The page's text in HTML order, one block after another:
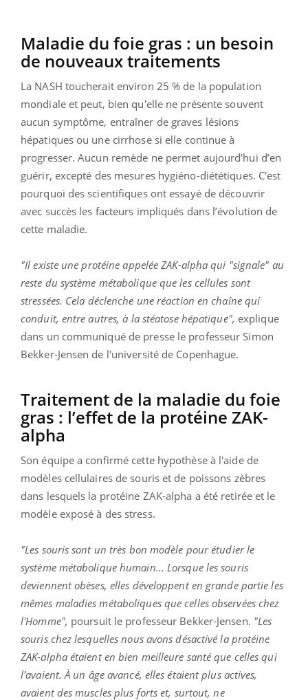
Maladie du foie gras : un besoin
de nouveaux traitements
La NASH toucherait environ 25 % de la population
mondiale et peut, bien qu'elle ne présente souvent
aucun symptôme, entraîner de graves lésions
hépatiques ou une cirrhose si elle continue à
progresser. Aucun remède ne permet aujourd’hui d’en
guérir, excepté des mesures hygiéno-diététiques. C'est
pourquoi des scientifiques ont essayé de découvrir
avec succès les facteurs impliqués dans l’évolution de
cette maladie.
"Il existe une protéine appelée ZAK-alpha qui "signale" au
reste du système métabolique que les cellules sont
stressées. Cela déclenche une réaction en chaîne qui
conduit, entre autres, à la stéatose hépatique", explique
dans un communiqué de presse le professeur Simon
Bekker-Jensen de l'université de Copenhague.
Traitement de la maladie du foie
gras : l’effet de la protéine ZAK-
alpha
Son équipe a confirmé cette hypothèse à l'aide de
modèles cellulaires de souris et de poissons zèbres
dans lesquels la protéine ZAK-alpha a été retirée et le
modèle exposé à des stress.
"Les souris sont un très bon modèle pour étudier le
système métabolique humain... Lorsque les souris
deviennent obèses, elles développent en grande partie les
mêmes maladies métaboliques que celles observées chez
l'Homme", poursuit le professeur Bekker-Jensen. "Les
souris chez lesquelles nous avons désactivé la protéine
ZAK-alpha étaient en bien meilleure santé que celles qui
l'avaient. À un âge avancé, elles étaient plus actives,
avaient des muscles plus forts et, surtout, ne